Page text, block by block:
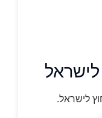
לישראל.